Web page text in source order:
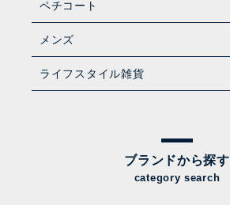
ペチコート
メンズ
ライフスタイル雑貨
ブランドから探す
category search